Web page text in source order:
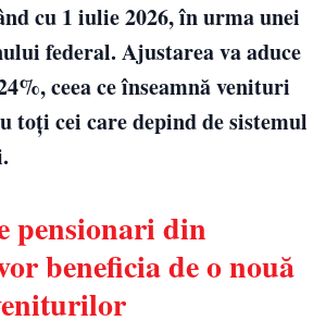
cu 1 iulie 2026, în urma unei
federal. Ajustarea va aduce
ceea ce înseamnă venituri
toți cei care depind de sistemul
pensionari din
beneficia de o nouă